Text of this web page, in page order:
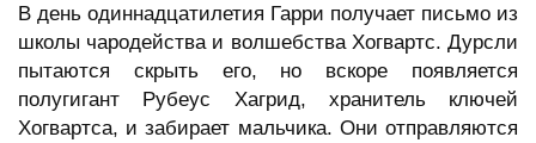
В день одиннадцатилетия Гарри получает письмо из
школы чародейства и волшебства Хогвартс. Дурсли
пытаются скрыть его, но вскоре появляется
полугигант Рубеус Хагрид, хранитель ключей
Хогвартса, и забирает мальчика. Они отправляются